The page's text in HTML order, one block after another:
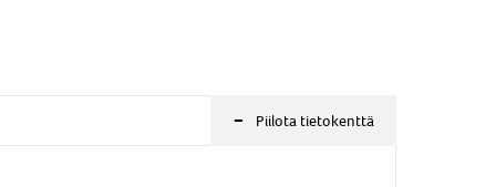
- Piilota tietokenttä